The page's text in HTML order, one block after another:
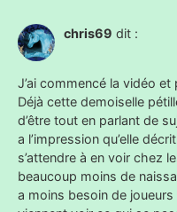
chris69 dit :
J’ai commencé la vidéo
Déjà cette demoiselle
d’être tout en parlant de
a l’impression qu’elle
s’attendre à en voir chez
beaucoup moins de
a moins besoin de